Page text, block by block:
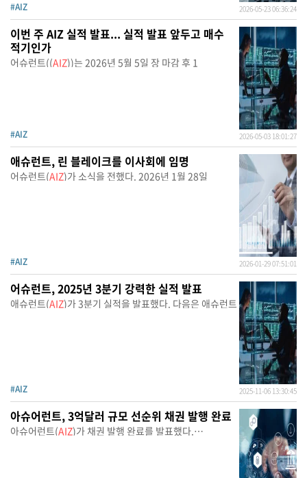
#AIZ 2026-05-23 06:36:24
이번 주 AIZ 실적 발표... 실적 발표 앞두고 매수
적기인가
어슈런트((AIZ))는 2026년 5월 5일 장 마감 후 1
#AIZ 2026-05-03 18:01:27
애슈런트, 린 블레이크를 이사회에 임명
어슈런트(AIZ )가 소식을 전했다. 2026년 1월 28일
#AIZ 2026-01-29 07:51:01
어슈런트, 2025년 3분기 강력한 실적 발표
애슈런트(AIZ)가 3분기 실적을 발표했다. 다음은 애슈런트
#AIZ 2025-11-06 13:30:45
아슈어런트, 3억달러 규모 선순위 채권 발행 완료
아슈어런트(AIZ)가 채권 발행 완료를 발표했다.